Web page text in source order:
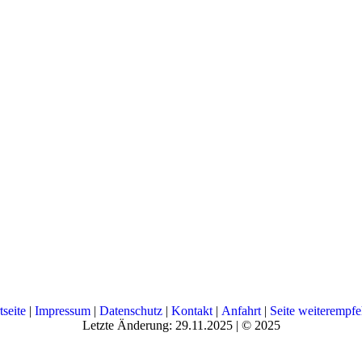
| Impressum| Datenschutz| Kontakt| Anfahrt| Seite
Letzte Änderung: 29.11.2025 | © 2025